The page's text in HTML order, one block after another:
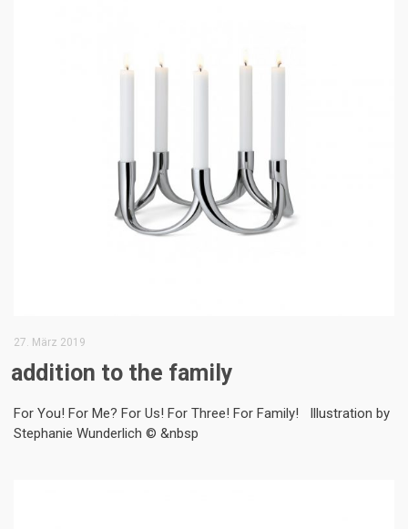
27. März 2019
addition to the family
For You! For Me? For Us! For Three! For Family! Illustration by
Stephanie Wunderlich © &nbsp